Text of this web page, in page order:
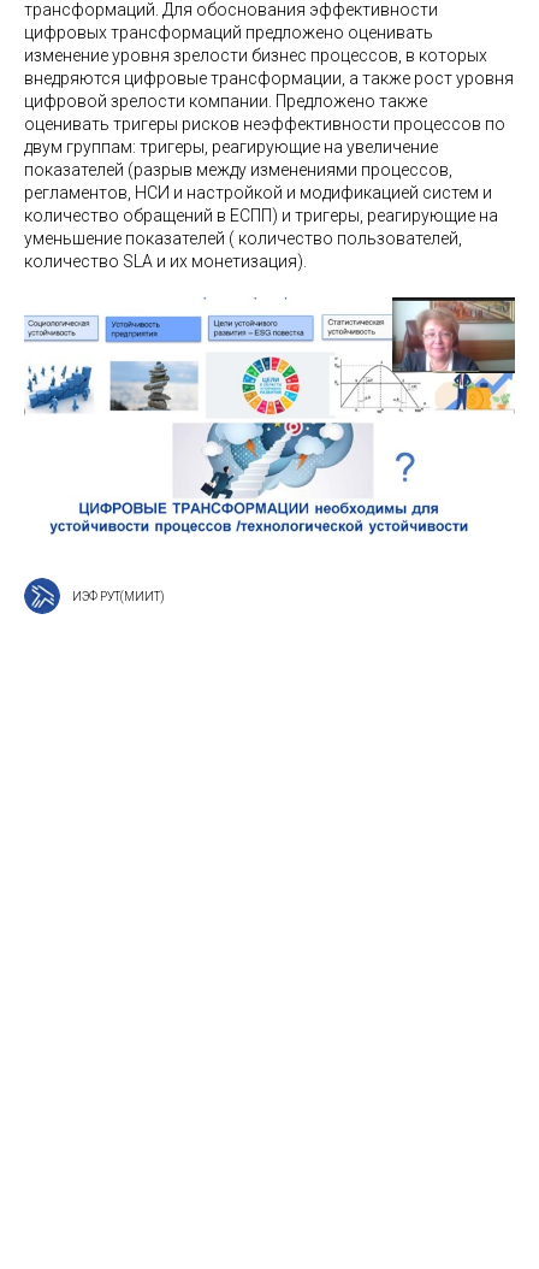
трансформаций. Для обоснования эффективности
цифровых трансформаций предложено оценивать
изменение уровня зрелости бизнес процессов, в которых
внедряются цифровые трансформации, а также рост уровня
цифровой зрелости компании. Предложено также
оценивать тригеры рисков неэффективности процессов по
двум группам: тригеры, реагирующие на увеличение
показателей (разрыв между изменениями процессов,
регламентов, НСИ и настройкой и модификацией систем и
количество обращений в ЕСПП) и тригеры, реагирующие на
уменьшение показателей ( количество пользователей,
количество SLA и их монетизация).
ИЭФ РУТ(МИИТ)